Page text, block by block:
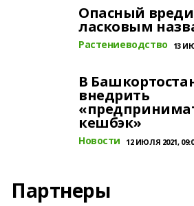
Опасный
ласковым
Растениеводство 13
В
внедрить
кешбэк»
Новости 12 ИЮЛЯ 2021,
Партнеры